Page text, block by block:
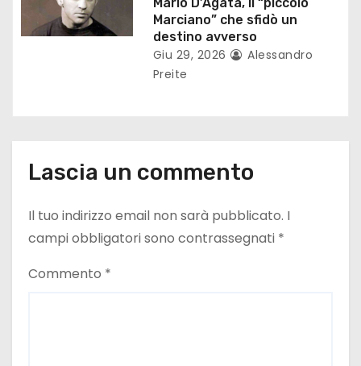
Marciano” che sfidò un
destino avverso
Giu 29, 2026
Alessandro
Preite
Lascia un commento
Il tuo indirizzo email non sarà pubblicato. I
campi obbligatori sono contrassegnati *
Commento *